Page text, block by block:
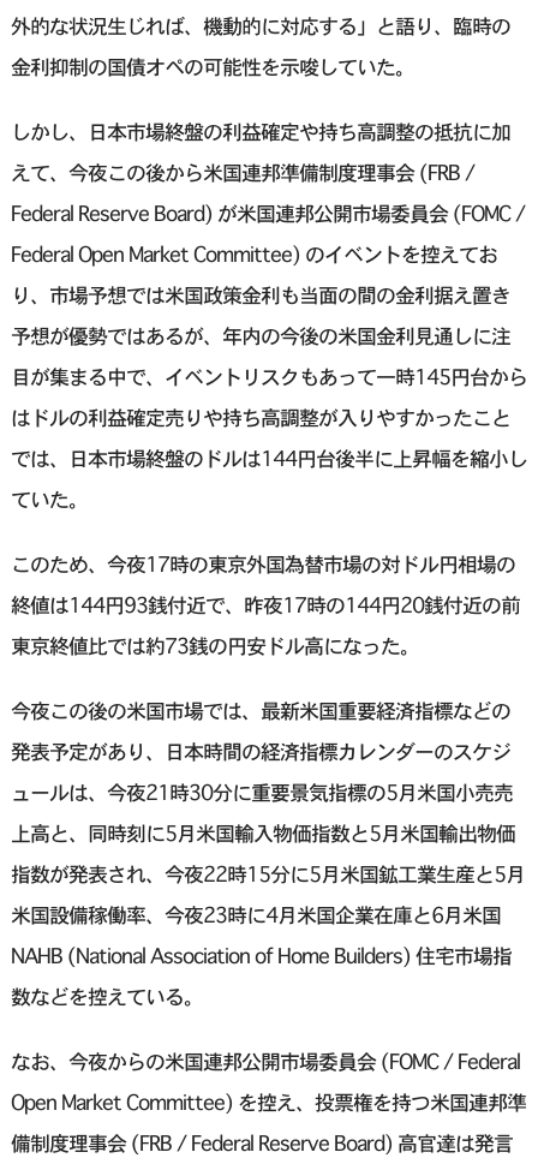
外的な状況生じれば、機動的に対応する」と語り、臨時の
金利抑制の国債オペの可能性を示唆していた。
しかし、日本市場終盤の利益確定や持ち高調整の抵抗に加
えて、今夜この後から米国連邦準備制度理事会 (FRB /
Federal Reserve Board) が米国連邦公開市場委員会 (FOMC /
Federal Open Market Committee) のイベントを控えてお
り、市場予想では米国政策金利も当面の間の金利据え置き
予想が優勢ではあるが、年内の今後の米国金利見通しに注
目が集まる中で、イベントリスクもあって一時145円台から
はドルの利益確定売りや持ち高調整が入りやすかったこと
では、日本市場終盤のドルは144円台後半に上昇幅を縮小し
ていた。
このため、今夜17時の東京外国為替市場の対ドル円相場の
終値は144円93銭付近で、昨夜17時の144円20銭付近の前
東京終値比では約73銭の円安ドル高になった。
今夜この後の米国市場では、最新米国重要経済指標などの
発表予定があり、日本時間の経済指標カレンダーのスケジ
ュールは、今夜21時30分に重要景気指標の5月米国小売売
上高と、同時刻に5月米国輸入物価指数と5月米国輸出物価
指数が発表され、今夜22時15分に5月米国鉱工業生産と5月
米国設備稼働率、今夜23時に4月米国企業在庫と6月米国
NAHB (National Association of Home Builders) 住宅市場指
数などを控えている。
なお、今夜からの米国連邦公開市場委員会 (FOMC / Federal
Open Market Committee) を控え、投票権を持つ米国連邦準
備制度理事会 (FRB / Federal Reserve Board) 高官達は発言